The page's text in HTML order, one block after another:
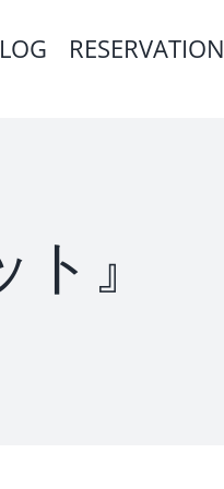
RESERVATION
』